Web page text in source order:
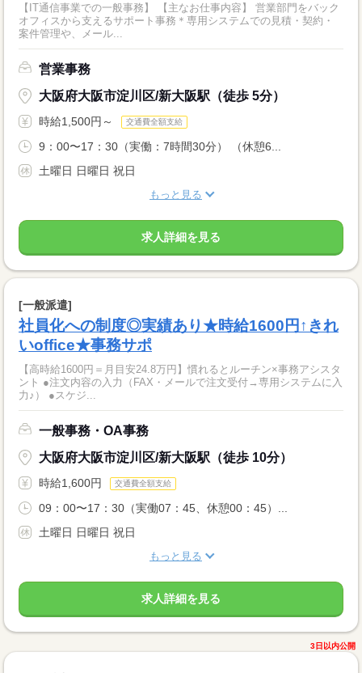
【IT通信事業での一般事務】 【主なお仕事内容】 営業部門をバック
オフィスから支えるサポート事務＊専用システムでの見積・契約・
案件管理や、メール...
営業事務
大阪府大阪市淀川区/新大阪駅（徒歩 5分）
時給1,500円～ 交通費全額支給
9：00〜17：30（実働：7時間30分） （休憩6...
土曜日 日曜日 祝日
もっと見る
求人詳細を見る
[一般派遣]
社員化への制度◎実績あり★時給1600円↑きれ
いoffice★事務サポ
【高時給1600円＝月目安24.8万円】慣れるとルーチン×事務アシスタ
ント ●注文内容の入力（FAX・メールで注文受付→専用システムに入
力♪） ●スケジ...
一般事務・OA事務
大阪府大阪市淀川区/新大阪駅（徒歩 10分）
時給1,600円 交通費全額支給
09：00〜17：30（実働07：45、休憩00：45）...
土曜日 日曜日 祝日
もっと見る
求人詳細を見る
3日以内公開